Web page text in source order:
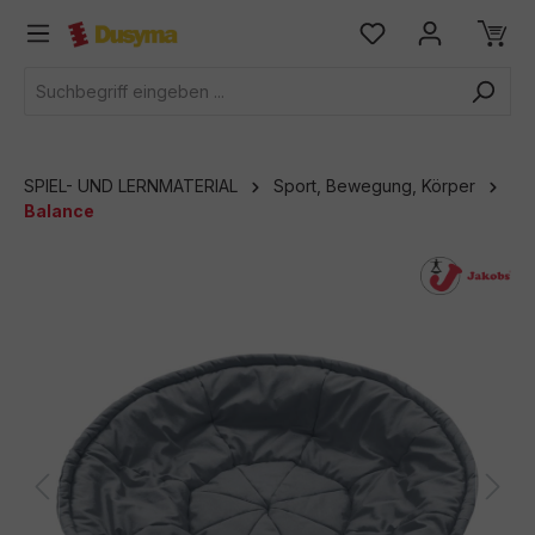
springen
SPIEL- UND LERNMATERIAL
Sport, Bewegung, Körper
Balance
Bildergalerie überspringen